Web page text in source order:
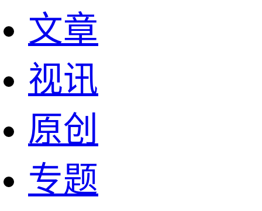
文章
视讯
原创
专题